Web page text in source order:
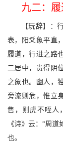
九二：履
【玩辞】：
表，阳爻象平直
履道，行进之路
二居中，贵得阴
之象也。幽人，
旁流则危，惟立
售，则虎不咥人
《诗》云：“周
也。